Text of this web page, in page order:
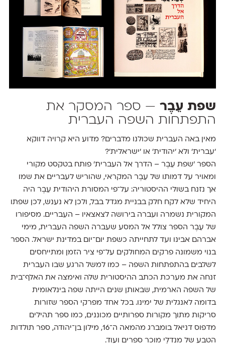
שפת עֵבֶר — ספר המסקר את
התפתחות השפה העברית
מאין באה העברית שכולנו מדברים? מדוע היא קרויה דווקא
׳עברית׳ ולא ׳יהודית׳ או ׳ישראלית׳?
הספר ׳שפת עֵבֶר – הדרך אל העברית׳ פותח בטקסט מקורי
ומאויר על דמותו של עֵבֶר המקראי, שהוריש לעבריים את שמו
אך נזנח בשולי ההיסטוריה: על־פי המסורת היהודית עֵבֶר היה
היחיד שלא לקח חלק בבניית מגדל בבל, ולכן לא נענש, לכן שפתו
המקורית נשמרה ועברה בירושה לצאצאיו – העִבריים. מסיפורו
של עֵבֶר הספר צולל אל המסע שעברה השפה העברית, מימי
אברהם אבינו ועד לתחייתה כשפת יום־יום במדינת ישראל. הספר
בנוי משמונה פרקים המחולקים על־פי ציר הזמן ומתייחסים
לשלבים בהתפתחות השפה – כמו למשל הרגע שבו העברית
זנחה את מערכת הכתב ההיסטורית שלה ואימצה את האלף־בית
של השפה הארמית, שבאותן שנים הייתה שפה בינלאומית
בדומה לאנגלית של ימינו. בכל אחד מפרקי הספר שזורות
סריקות מתוך מקורות ספרותיים מכוננים, כמו ספר תהילים
מדפוס דניאל בומברג מהמאה ה־16, מילון בן־יהודה, ספר תולדות
הטבע של מנדלֵי מוכר ספרים ועוד.